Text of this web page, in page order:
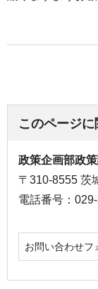
このページ
政策企画部政
〒310-8555 茨
電話番号：
お問い合わせフ